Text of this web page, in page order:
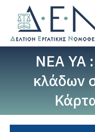
ΝΕΑ ΥΑ
κλάδων